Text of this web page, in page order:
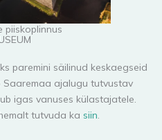
piiskoplinnus
paremini säilinud keskaegseid
Saaremaa ajalugu tutvustav
igas vanuses külastajatele.
tutvuda ka siin.